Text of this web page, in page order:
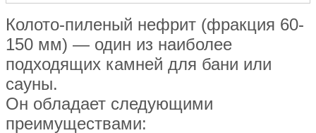
Колото-пиленый нефрит (фракция 60-
150 мм) — один из наиболее
подходящих камней для бани или
сауны.
Он обладает следующими
преимуществами: